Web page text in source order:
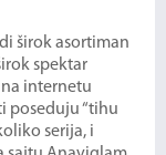
širok asortiman
spektar
internetu
poseduju “tihu
serija, i